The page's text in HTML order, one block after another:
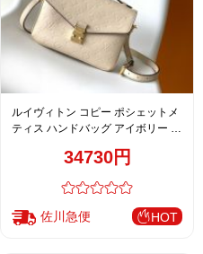
ルイヴィトン コピー ポシェットメ
ティス ハンドバッグ アイボリー レ
34730円
佐川急便 HOT